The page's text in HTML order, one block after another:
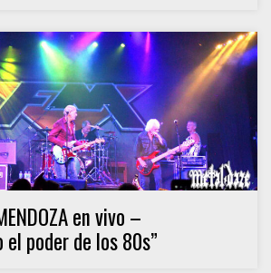
en vivo –
el poder de los 80s”